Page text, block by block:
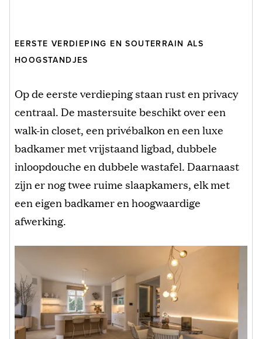
EERSTE VERDIEPING EN SOUTERRAIN ALS
HOOGSTANDJES
Op de eerste verdieping staan rust en privacy
centraal. De mastersuite beschikt over een
walk-in closet, een privébalkon en een luxe
badkamer met vrijstaand ligbad, dubbele
inloopdouche en dubbele wastafel. Daarnaast
zijn er nog twee ruime slaapkamers, elk met
een eigen badkamer en hoogwaardige
afwerking.